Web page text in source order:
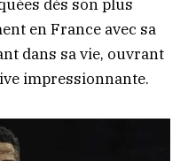
dès son plus
en France avec sa
dans sa vie, ouvrant
impressionnante.